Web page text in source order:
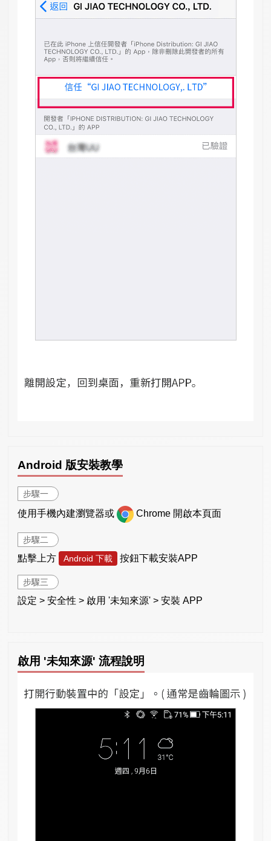
Android 版安裝教學
步驟一
使用手機內建瀏覽器或 Chrome 開啟本頁面
步驟二
點擊上方 Android 下載 按鈕下載安裝APP
步驟三
設定 > 安全性 > 啟用 '未知來源' > 安裝 APP
啟用 '未知來源' 流程說明